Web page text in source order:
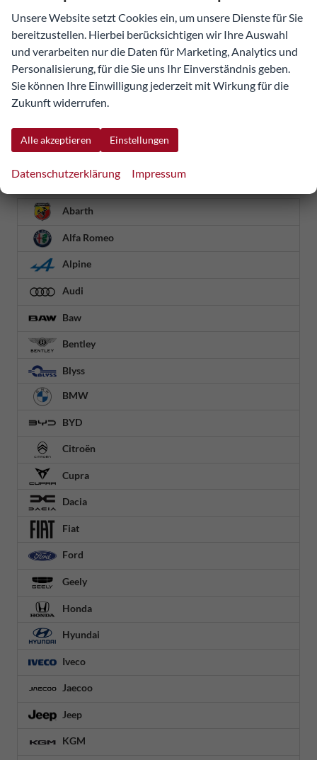
Seiten:
1 ... 56 57 58 59
Detailsuche
Geparkte Fahrzeuge (
Abarth
Alfa Romeo
Alpine
Audi
Baw
Bentley
Blyss
BMW
BYD
Citroën
Cupra
Dacia
Fiat
Ford
Geely
Honda
Hyundai
Iveco
Jaecoo
Jeep
KGM
Unsere Website setzt Cookies ein, um unsere Dienste für Sie
bereitzustellen. Hierbei berücksichtigen wir Ihre Auswahl
und verarbeiten nur die Daten für Marketing, Analytics und
Personalisierung, für die Sie uns Ihr Einverständnis geben.
Sie können Ihre Einwilligung jederzeit mit Wirkung für die
Zukunft widerrufen.
Alle akzeptieren Einstellungen
Datenschutzerklärung Impressum